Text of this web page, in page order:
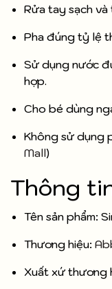
Rửa tay sạch
Pha đúng tỷ lệ
Sử dụng nước
hợp.
Cho bé dùng
Không sử dụng
Mall)
Thông
Tên sản phẩm:
Thương hiệu:
Xuất xứ thương